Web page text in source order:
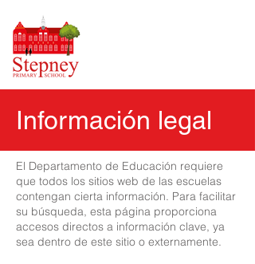
Información legal
El Departamento de Educación requiere
que todos los sitios web de las escuelas
contengan cierta información. Para facilitar
su búsqueda, esta página proporciona
accesos directos a información clave, ya
sea dentro de este sitio o externamente.